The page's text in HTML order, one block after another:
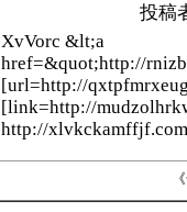
投稿
XvVorc &lt;a
href=&quot;http://
[url=http://
[link=http://
http://